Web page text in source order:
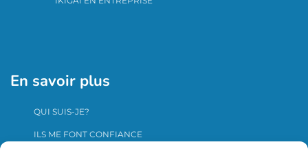
En savoir plus
QUI SUIS-JE?
ILS ME FONT CONFIANCE